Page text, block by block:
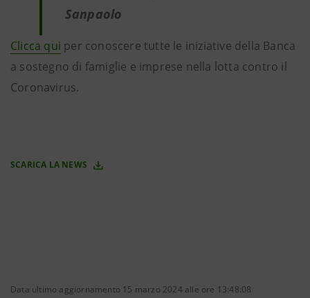
Sanpaolo
Clicca qui per conoscere tutte le iniziative della Banca
a sostegno di famiglie e imprese nella lotta contro il
Coronavirus.
SCARICA LA NEWS
Data ultimo aggiornamento 15 marzo 2024 alle ore 13:48:08